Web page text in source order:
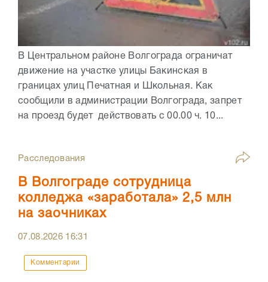
В Центральном районе Волгограда ограничат
движение на участке улицы Бакинская в
границах улиц Печатная и Школьная. Как
сообщили в администрации Волгограда, запрет
на проезд будет действовать с 00.00 ч. 10...
Расследования
В Волгограде сотрудница
колледжа «заработала» 2,5 млн
на заочниках
07.08.2026 16:31
Комментарии